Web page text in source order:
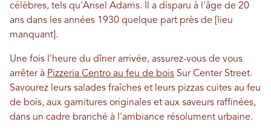
célèbres, tels qu'Ansel Adams. Il a disparu à l'âge de 20
ans dans les années 1930 quelque part près de [lieu
manquant].
Une fois l'heure du dîner arrivée, assurez-vous de vous
arrêter à Pizzeria Centro au feu de bois Sur Center Street.
Savourez leurs salades fraîches et leurs pizzas cuites au feu
de bois, aux garnitures originales et aux saveurs raffinées,
dans un cadre branché à l'ambiance résolument urbaine.